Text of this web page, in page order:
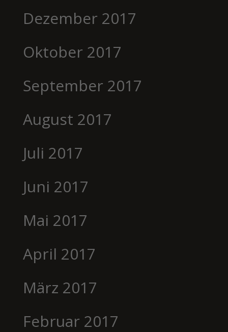
Dezember 2017
Oktober 2017
September 2017
August 2017
Juli 2017
Juni 2017
Mai 2017
April 2017
März 2017
Februar 2017